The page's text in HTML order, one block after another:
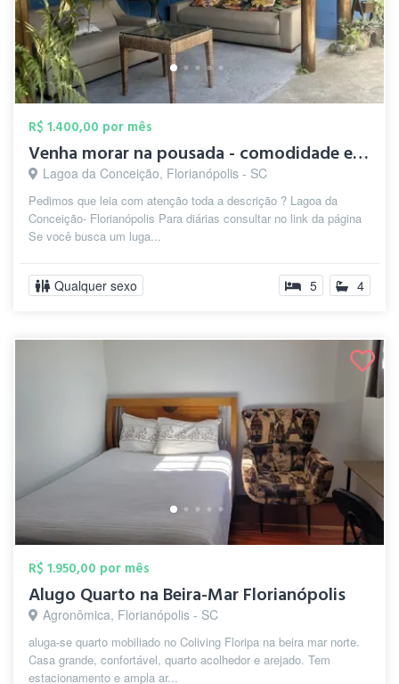
R$ 1.400,00 por mês
Venha morar na pousada - comodidade e pr...
Lagoa da Conceição, Florianópolis - SC
Pedimos que leia com atenção toda a descrição ? Lagoa da
Conceição- Florianópolis Para diárias consultar no link da página
Se você busca um luga...
Qualquer sexo 5 4
R$ 1.950,00 por mês
Alugo Quarto na Beira-Mar Florianópolis
Agronômica, Florianópolis - SC
aluga-se quarto mobiliado no Coliving Floripa na beira mar norte.
Casa grande, confortável, quarto acolhedor e arejado. Tem
estacionamento e ampla ar...